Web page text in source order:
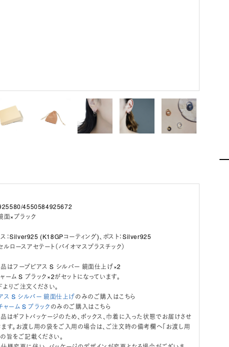
4550584925672
面×ブラック
：Silver925 (K18GPコーティング)、ポスト：Silver925
ルロースアセテート（バイオマスプラスチック）
品はフープピアス S シルバー 鏡面仕上げ×2
ーム S ブラック×2がセットになっています。
りご注文ください。
ス S シルバー 鏡面仕上げのみのご購入はこちら
ャーム S ブラックのみのご購入はこちら
はギフトパッケージのため、ボックス、巾着に入った状態でお届けさせ
す。お渡し用の袋をご入用の場合は、ご注文時の備考欄へ「お渡し用
旨をご記載ください。